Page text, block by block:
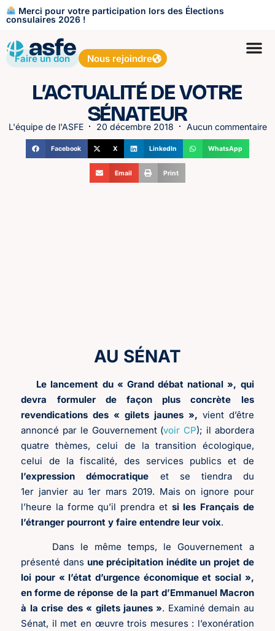
Merci pour votre participation lors des Élections
consulaires 2026 !
Faire un don Nous rejoindre
L’ACTUALITÉ DE VOTRE
SÉNATEUR
L'équipe de l'ASFE 20 décembre 2018 Aucun commentaire
Facebook X LinkedIn WhatsApp
Email Print
AU SÉNAT
Le lancement du « Grand débat national », qui
devra formuler de façon plus concrète les
revendications des « gilets jaunes », vient d’être
annoncé par le Gouvernement (voir CP); il abordera
quatre thèmes, celui de la transition écologique,
celui de la fiscalité, des services publics et de
l’expression démocratique et se tiendra du
1er janvier au 1er mars 2019. Mais on ignore pour
l’heure la forme qu’il prendra et si les Français de
l’étranger pourront y faire entendre leur voix.
Dans le même temps, le Gouvernement a
présenté dans une précipitation inédite un projet de
loi pour « l’état d’urgence économique et social »,
en forme de réponse de la part d’Emmanuel Macron
à la crise des « gilets jaunes ». Examiné demain au
Sénat, il met en œuvre trois mesures : l’exonération